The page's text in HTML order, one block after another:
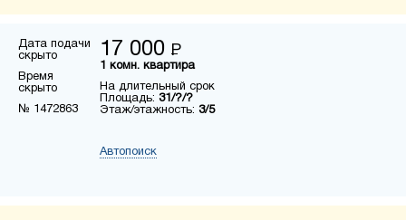
Дата подачи
скрыто
Время
скрыто
№ 1472863
17 000 Р
1 комн. квартира
На длительный срок
Площадь: 31/?/?
Этаж/этажность: 3/5
Автопоиск